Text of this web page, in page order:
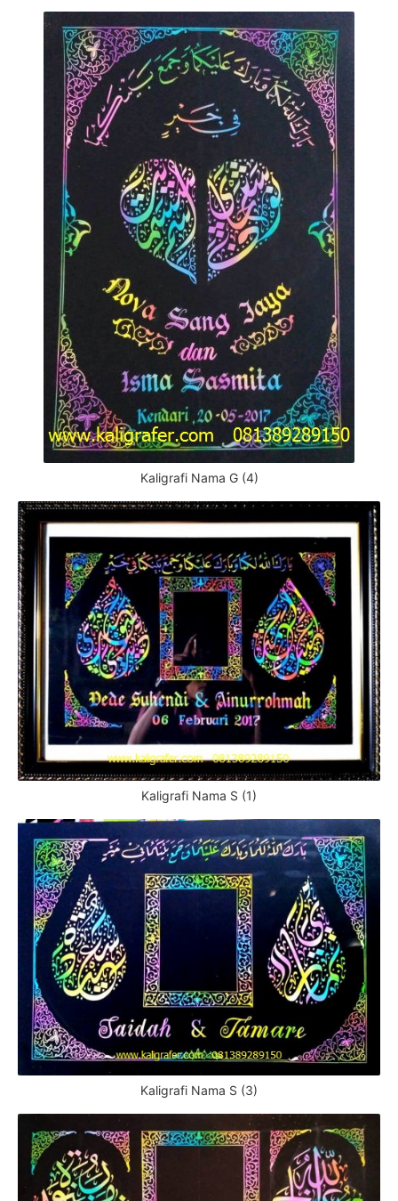
Kaligrafi Nama G (4)
Kaligrafi Nama S (1)
Kaligrafi Nama S (3)